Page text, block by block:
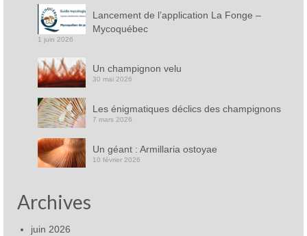
Lancement de l’application La Fonge –
Mycoquébec
1 juin 2026
Un champignon velu
30 mai 2026
Les énigmatiques déclics des champignons
7 mars 2026
Un géant : Armillaria ostoyae
10 février 2026
Archives
juin 2026